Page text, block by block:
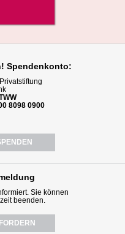
Spendenkonto:
8098 0900
Sie können
beenden.